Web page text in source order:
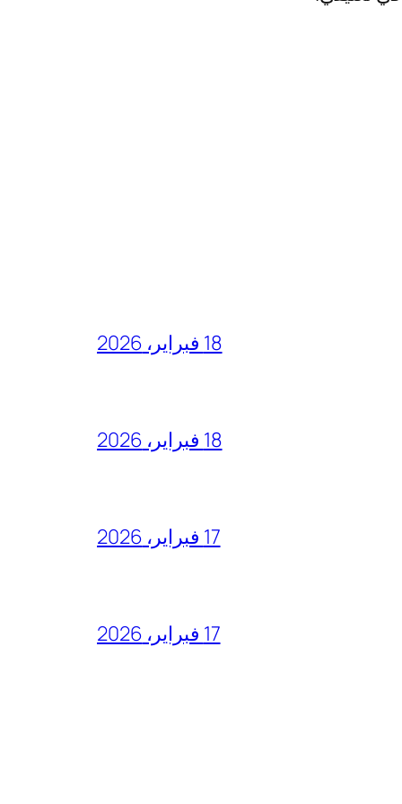
18 فبراير، 2026
18 فبراير، 2026
17 فبراير، 2026
17 فبراير، 2026